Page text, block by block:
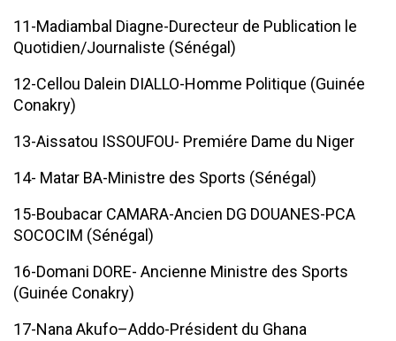
11-Madiambal Diagne-Durecteur de Publication le
Quotidien/Journaliste (Sénégal)
12-Cellou Dalein DIALLO-Homme Politique (Guinée
Conakry)
13-Aissatou ISSOUFOU- Premiére Dame du Niger
14- Matar BA-Ministre des Sports (Sénégal)
15-Boubacar CAMARA-Ancien DG DOUANES-PCA
SOCOCIM (Sénégal)
16-Domani DORE- Ancienne Ministre des Sports
(Guinée Conakry)
17-Nana Akufo–Addo-Président du Ghana